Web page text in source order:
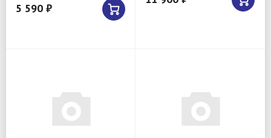
5 590 ₽